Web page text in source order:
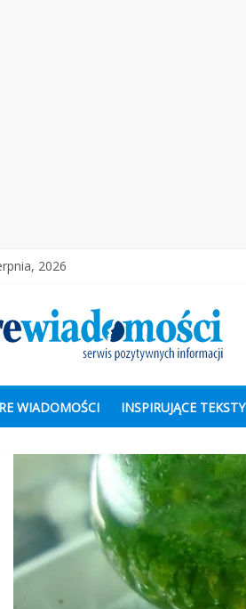
2026
WIADOMOŚCI INSPIRUJĄCE TEKSTY